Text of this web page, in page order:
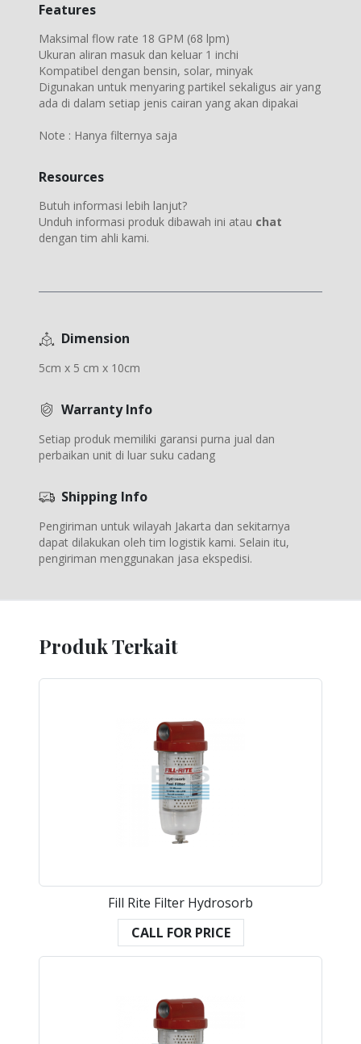
Features
Maksimal flow rate 18 GPM (68 lpm)
Ukuran aliran masuk dan keluar 1 inchi
Kompatibel dengan bensin, solar, minyak
Digunakan untuk menyaring partikel sekaligus air yang
ada di dalam setiap jenis cairan yang akan dipakai
Note : Hanya filternya saja
Resources
Butuh informasi lebih lanjut?
Unduh informasi produk dibawah ini atau chat
dengan tim ahli kami.
Dimension
5cm x 5 cm x 10cm
Warranty Info
Setiap produk memiliki garansi purna jual dan
perbaikan unit di luar suku cadang
Shipping Info
Pengiriman untuk wilayah Jakarta dan sekitarnya
dapat dilakukan oleh tim logistik kami. Selain itu,
pengiriman menggunakan jasa ekspedisi.
Produk Terkait
Fill Rite Filter Hydrosorb
CALL FOR PRICE